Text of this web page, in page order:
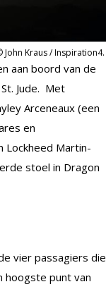
Kraus / Inspiration4.
aan boord van de
Jude. Met
Arceneaux (een
en
Lockheed Martin-
stoel in Dragon
vier passagiers die
hoogste punt van